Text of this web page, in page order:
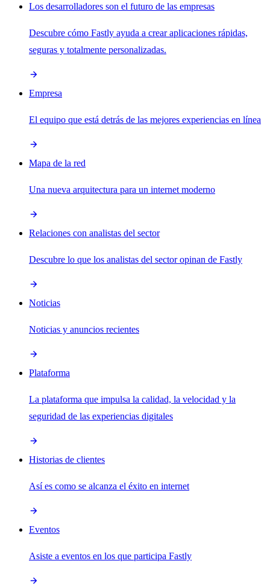
Los desarrolladores son el futuro de las empresas
Descubre cómo Fastly ayuda a crear aplicaciones rápidas,
seguras y totalmente personalizadas.
Empresa
El equipo que está detrás de las mejores experiencias en línea
Mapa de la red
Una nueva arquitectura para un internet moderno
Relaciones con analistas del sector
Descubre lo que los analistas del sector opinan de Fastly
Noticias
Noticias y anuncios recientes
Plataforma
La plataforma que impulsa la calidad, la velocidad y la
seguridad de las experiencias digitales
Historias de clientes
Así es como se alcanza el éxito en internet
Eventos
Asiste a eventos en los que participa Fastly